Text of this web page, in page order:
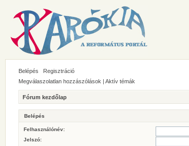
Belépés Regisztráció
Megválaszolatlan hozzászólások | Aktív témák
Fórum kezdőlap
Belépés
Felhasználónév:
Jelszó: